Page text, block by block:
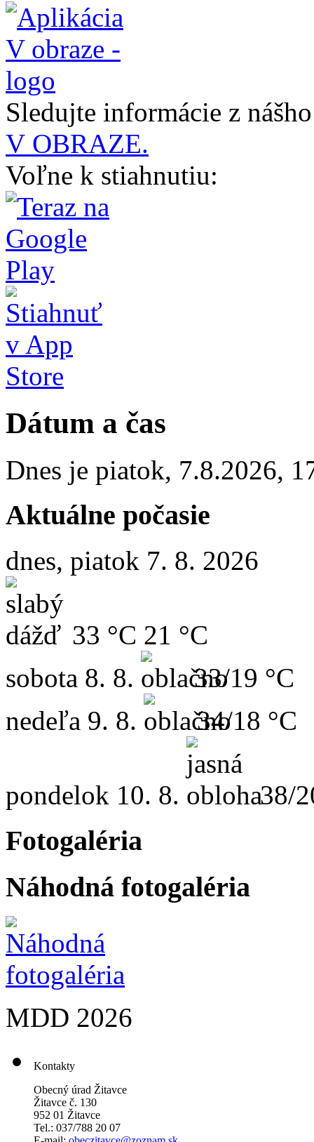
Sledujte informácie z
V OBRAZE.
Voľne k stiahnutiu:
Dátum a čas
Dnes je piatok, 7.8.2026,
Aktuálne počasie
dnes, piatok 7. 8. 2026
33 °C 21 °C
sobota 8. 8.
33/19 °C
nedeľa 9. 8. 34/18 °C
pondelok 10. 8. 38/
Fotogaléria
Náhodná fotogaléria
MDD 2026
Kontakty
Obecný úrad Žitavce
Žitavce č. 130
952 01 Žitavce
Tel.: 037/788 20 07